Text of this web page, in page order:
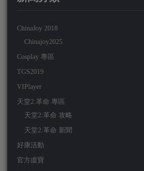
ChinaJoy 2018
Chinajoy2025
Cosplay 專區
TGS2019
VIPlayer
天堂2:革命 專區
天堂2:革命 攻略
天堂2:革命 新聞
好康活動
官方虛寶